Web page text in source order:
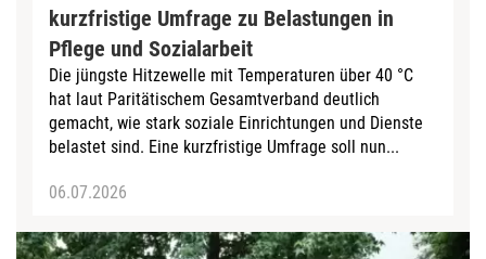
kurzfristige Umfrage zu Belastungen in
Pflege und Sozialarbeit
Die jüngste Hitzewelle mit Temperaturen über 40 °C
hat laut Paritätischem Gesamtverband deutlich
gemacht, wie stark soziale Einrichtungen und Dienste
belastet sind. Eine kurzfristige Umfrage soll nun...
06.07.2026